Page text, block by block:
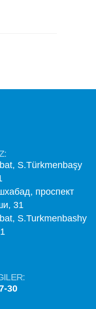
S.Türkmenbaşy
проспект
31
S.Turkmenbashy
30